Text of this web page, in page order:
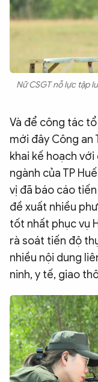
Nữ CSGT nỗ lực tập
Và để công tác
mới đây Công an
khai kế hoạch
ngành của TP
vị đã báo cáo
đề xuất nhiều
tốt nhất phục vụ
rà soát tiến độ
nhiều nội dung
ninh, y tế, giao